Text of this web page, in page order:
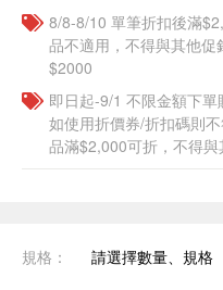
8/8-8/10 單筆折扣後滿
品不適用，不得與其他
$2000
即日起-9/1 不限金額下
如使用折價券/折扣碼則
品滿$2,000可折，不得
規格： 請選擇數量、規格